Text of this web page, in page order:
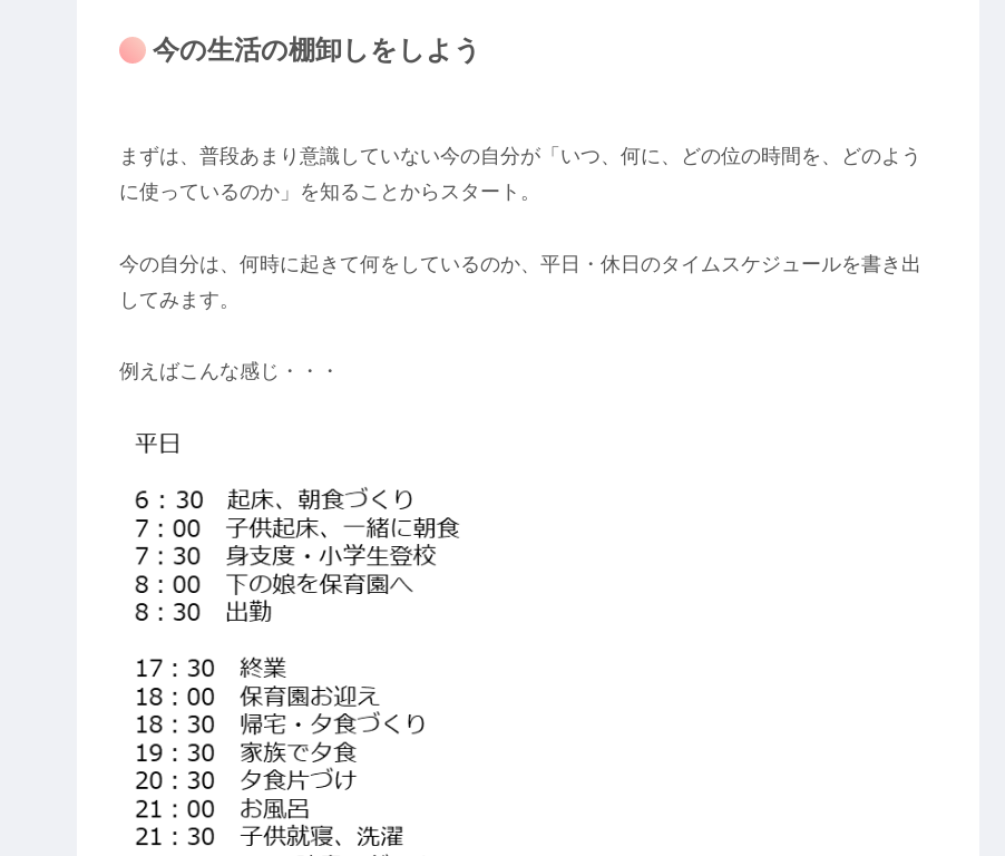
今の生活の棚卸しをしよう
まずは、普段あまり意識していない今の自分が「いつ、何に、どの位の時間を、どのよう
に使っているのか」を知ることからスタート。
今の自分は、何時に起きて何をしているのか、平日・休日のタイムスケジュールを書き出
してみます。
例えばこんな感じ・・・